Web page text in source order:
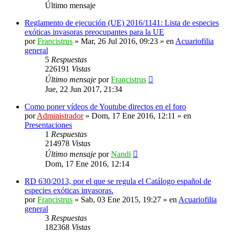
Último mensaje
Reglamento de ejecución (UE) 2016/1141: Lista de especies
exóticas invasoras preocupantes para la UE
porFrancistrus » Mar, 26 Jul 2016, 09:23 » en Acuariofilia
general
5 Respuestas
226191 Vistas
Último mensaje porFrancistrus
Jue, 22 Jun 2017, 21:34
Como poner vídeos de Youtube directos en el foro
porAdministrador» Dom, 17 Ene 2016, 12:11 » en
Presentaciones
1 Respuestas
214978 Vistas
Último mensaje porNandi
Dom, 17 Ene 2016, 12:14
RD 630/2013, por el que se regula el Catálogo español de
especies exóticas invasoras.
porFrancistrus » Sab, 03 Ene 2015, 19:27 » en Acuariofilia
general
3 Respuestas
182368 Vistas